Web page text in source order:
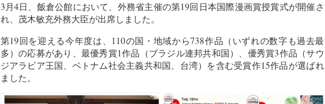
3月4日、飯倉公館において、外務省主催の第19回日本国際漫画賞授賞式が開催さ
れ、茂木敏充外務大臣が出席しました。
第19回を迎える今年度は、110の国・地域から738作品（いずれの数字も過去最
多）の応募があり、最優秀賞1作品（ブラジル連邦共和国）、優秀賞3作品（サウ
ジアラビア王国、ベトナム社会主義共和国、台湾）を含む受賞作15作品が選ばれ
ました。